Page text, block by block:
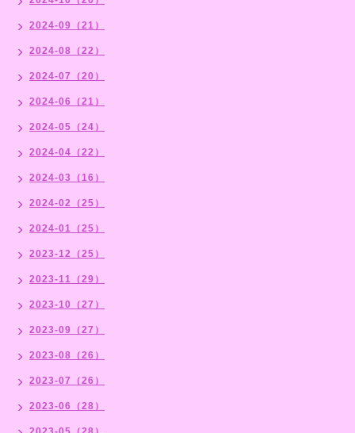
2024-09（21）
2024-08（22）
2024-07（20）
2024-06（21）
2024-05（24）
2024-04（22）
2024-03（16）
2024-02（25）
2024-01（25）
2023-12（25）
2023-11（29）
2023-10（27）
2023-09（27）
2023-08（26）
2023-07（26）
2023-06（28）